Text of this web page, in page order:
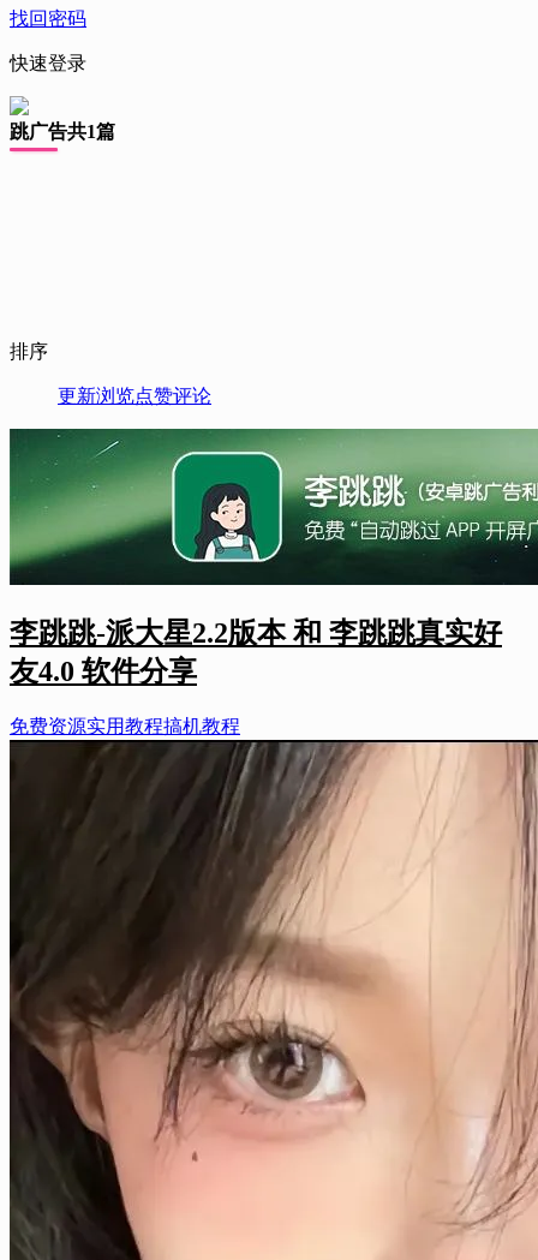
找回密码
快速登录
跳广告共1篇
排序
更新浏览点赞评论
李跳跳-派大星2.2版本 和 李跳跳真实好
友4.0 软件分享
免费资源实用教程搞机教程